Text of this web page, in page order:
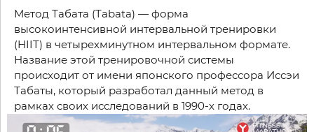
Метод Табата (Tabata) — форма
высокоинтенсивной интервальной тренировки
(HIIT) в четырехминутном интервальном формате.
Название этой тренировочной системы
происходит от имени японского профессора Иссэи
Табаты, который разработал данный метод в
рамках своих исследований в 1990-х годах.